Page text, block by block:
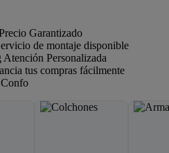
Garantizado
de montaje disponible
Atención Personalizada
tus compras fácilmente